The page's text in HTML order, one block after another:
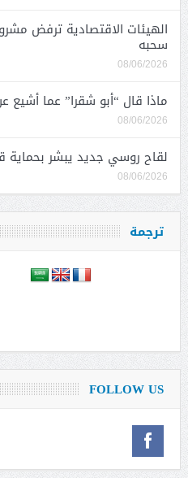
الهيئات الاقتصادية ترفض
سحبه
08/06/2026
ماذا قال “أبو شقرا” عما أشيع
08/06/2026
لقاح روسي جديد يبشر بحماية
08/06/2026
ترجمة
FOLLOW US